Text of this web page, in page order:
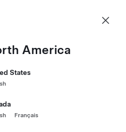
America
States
Français